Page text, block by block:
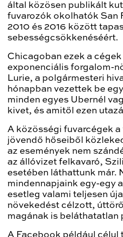
által közösen publikált
fuvarozók okolhatók San
2010 és 2016 között
sebességcsökkenéséért.
Chicagoban ezek a
exponenciális forgalom-
Lurie, a polgármesteri
hónapban vezettek be
minden egyes Ubernél
kivet, és amitől ezen
A közösségi fuvarcégek
jövendő hőseiből
az események nem
az állóvizet felkavaró,
esetében láthattunk már.
mindennapjaink egy-egy
esetleg valami teljesen
növekedést célzott,
magának is
A Facebook például célul